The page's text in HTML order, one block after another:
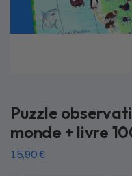
Puzzle
monde + livre
15,90€